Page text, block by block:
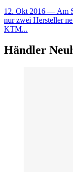
12. Okt 2016 — Am
nur zwei Hersteller
KTM...
Händler